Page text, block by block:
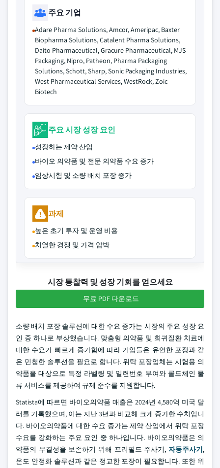
주요 기업
Adare Pharma Solutions, Amcor, Ameripac, Baxter
Biopharma Solutions, Catalent Pharma Solutions,
Daito Pharmaceutical, Gracure Pharmaceutical, MJS
Packaging, Nipro, Patheon, Pharma Packaging
Solutions, Schott, Sharp, Sonic Packaging Industries,
West Pharmaceutical Services, WestRock, Zoic
Biotech
주요 시장 성장 요인
성장하는 제약 산업
바이오 의약품 및 전문 의약품 수요 증가
임상시험 및 소량 배치 포장 증가
과제
높은 초기 투자 및 운영 비용
치열한 경쟁 및 가격 압박
시장 통찰력 및 성장 기회를 얻으세요
무료 PDF 다운로드
소량 배치 포장 솔루션에 대한 수요 증가는 시장의 주요 성장 요
인 중 하나로 부상했습니다. 맞춤형 의약품 및 희귀질환 치료에
대한 수요가 빠르게 증가함에 따라 기업들은 유연한 포장과 같
은 민첩한 솔루션을 필요로 합니다. 위탁 포장업체는 시험용 의
약품을 대상으로 특정 라벨링 및 일련번호 부여와 콜드체인 물
류 서비스를 제공하여 규제 준수를 지원합니다.
Statista에 따르면 바이오의약품 매출은 2024년 4,580억 미국 달
러를 기록했으며, 이는 지난 3년과 비교해 크게 증가한 수치입니
다. 바이오의약품에 대한 수요 증가는 제약 산업에서 위탁 포장
수요를 강화하는 주요 요인 중 하나입니다. 바이오의약품은 의
약품의 무결성을 보존하기 위해 프리필드 주사기, 자동주사기,
온도 안정화 솔루션과 같은 정교한 포장이 필요합니다. 또한 위